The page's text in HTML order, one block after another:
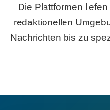
Die Plattformen
redaktionellen
Nachrichten bis zu